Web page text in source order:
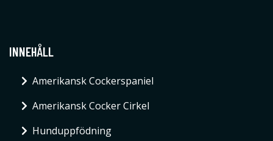
INNEHÅLL
Amerikansk Cockerspaniel
Amerikansk Cocker Cirkel
Hunduppfödning